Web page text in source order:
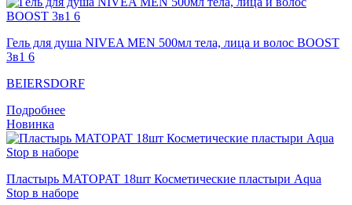
Гель для душа NIVEA MEN 500мл тела, лица и волос BOOST
3в1 6
BEIERSDORF
Подробнее
Новинка
Пластырь MATOPAT 18шт Косметические пластыри Aqua
Stop в наборе